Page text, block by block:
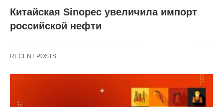
Китайская Sinopec увеличила импорт
российской нефти
RECENT POSTS